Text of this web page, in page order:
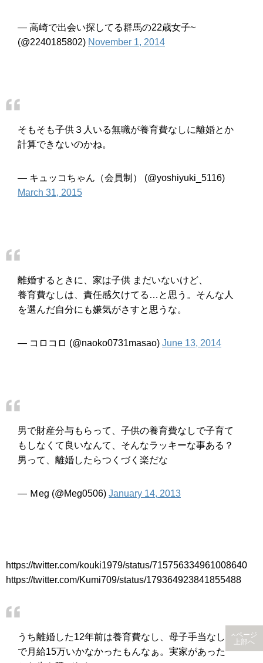
— 高崎で出会い探してる群馬の22歳女子~
(@2240185802) November 1, 2014
そもそも子供３人いる無職が養育費なしに離婚とか
計算できないのかね。
— キュッコちゃん（会員制） (@yoshiyuki_5116)
March 31, 2015
離婚するときに、家は子供 まだいないけど、
養育費なしは、責任感欠けてる…と思う。そんな人
を選んだ自分にも嫌気がさすと思うな。
— コロコロ (@naoko0731masao) June 13, 2014
男で財産分与もらって、子供の養育費なしで子育て
もしなくて良いなんて、そんなラッキーな事ある？
男って、離婚したらつくづく楽だな
— Ｍeg (@Meg0506) January 14, 2013
https://twitter.com/kouki1979/status/715756334961008640
https://twitter.com/Kumi709/status/179364923841855488
うち離婚した12年前は養育費なし、母子手当なし
で月給15万いかなかったもんなぁ。実家があった
ページ
上部へ